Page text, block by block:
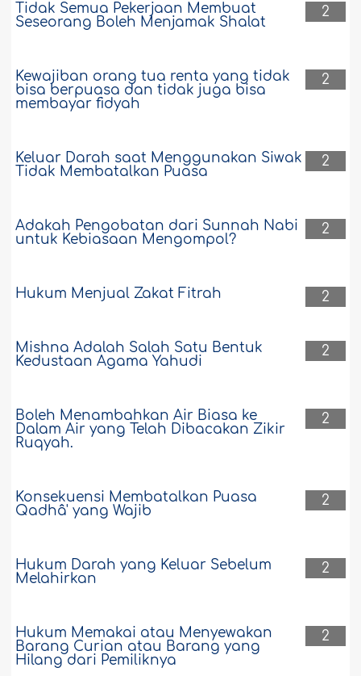
2
Tidak Semua Pekerjaan Membuat
Seseorang Boleh Menjamak Shalat
2
Kewajiban orang tua renta yang tidak
bisa berpuasa dan tidak juga bisa
membayar fidyah
2
Keluar Darah saat Menggunakan Siwak
Tidak Membatalkan Puasa
2
Adakah Pengobatan dari Sunnah Nabi
untuk Kebiasaan Mengompol?
2
Hukum Menjual Zakat Fitrah
2
Mishna Adalah Salah Satu Bentuk
Kedustaan Agama Yahudi
2
Boleh Menambahkan Air Biasa ke
Dalam Air yang Telah Dibacakan Zikir
Ruqyah.
2
Konsekuensi Membatalkan Puasa
Qadhâ' yang Wajib
2
Hukum Darah yang Keluar Sebelum
Melahirkan
2
Hukum Memakai atau Menyewakan
Barang Curian atau Barang yang
Hilang dari Pemiliknya